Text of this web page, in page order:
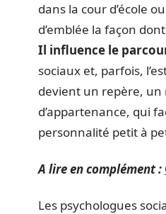
dans la cour d’école
d’emblée la façon
Il influence le
sociaux et, parfois,
devient un repère,
d’appartenance, qui
personnalité petit à
A lire en complément :
Les psychologues